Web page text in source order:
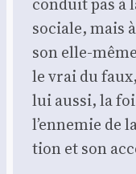
conduit pas à
sociale, mais
son elle-
le vrai du
lui aus­si, la foi
l’ennemie de
tion et son